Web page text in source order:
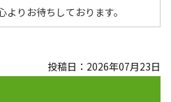
りお待ちしております。
投稿日：2026年07月23日